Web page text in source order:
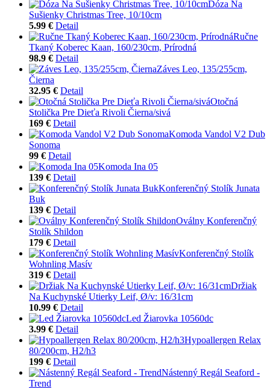
Dóza Na
Sušienky Christmas Tree, 10/10cm
5.99 € Detail
Ručne
Tkaný Koberec Kaan, 160/230cm, Prírodná
98.9 € Detail
Záves Leo, 135/255cm,
Čierna
32.95 € Detail
Otočná
Stolička Pre Dieťa Rivoli Čierna/sivá
169 € Detail
Komoda Vandol V2 Dub
Sonoma
99 € Detail
Komoda Ina 05
139 € Detail
Konferenčný Stolík Junata
Buk
139 € Detail
Oválny Konferenčný
Stolík Shildon
179 € Detail
Konferenčný Stolík
Wohnling Masív
319 € Detail
Držiak
Na Kuchynské Utierky Leif, Ø/v: 16/31cm
10.99 € Detail
Led Žiarovka 10560dc
3.99 € Detail
Hypoallergen Relax
80/200cm, H2/h3
199 € Detail
Nástenný Regál Seaford -
Trend